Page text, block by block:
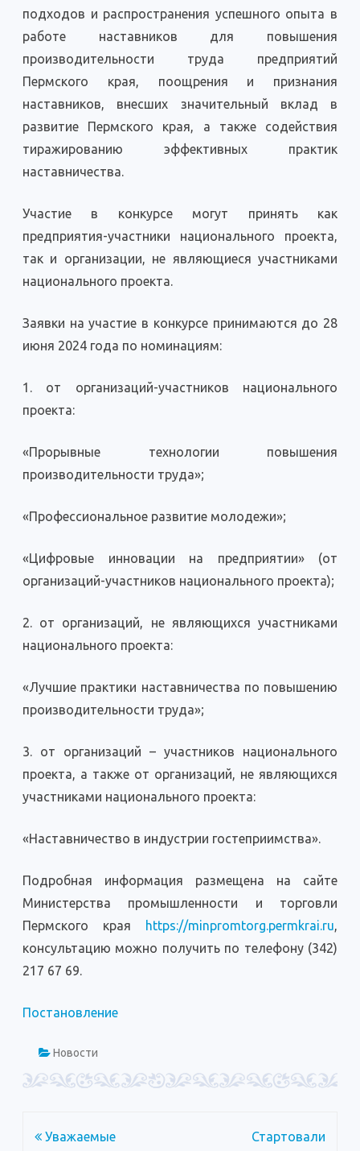
подходов и распространения успешного опыта в
работе наставников для повышения
производительности труда предприятий
Пермского края, поощрения и признания
наставников, внесших значительный вклад в
развитие Пермского края, а также содействия
тиражированию эффективных практик
наставничества.
Участие в конкурсе могут принять как
предприятия-участники национального проекта,
так и организации, не являющиеся участниками
национального проекта.
Заявки на участие в конкурсе принимаются до 28
июня 2024 года по номинациям:
1. от организаций-участников национального
проекта:
«Прорывные технологии повышения
производительности труда»;
«Профессиональное развитие молодежи»;
«Цифровые инновации на предприятии» (от
организаций-участников национального проекта);
2. от организаций, не являющихся участниками
национального проекта:
«Лучшие практики наставничества по повышению
производительности труда»;
3. от организаций – участников национального
проекта, а также от организаций, не являющихся
участниками национального проекта:
«Наставничество в индустрии гостеприимства».
Подробная информация размещена на сайте
Министерства промышленности и торговли
Пермского края
https://minpromtorg.permkrai.ru,
консультацию можно получить по телефону (342)
217 67 69.
Постановление
Новости
Навигация
Уважаемые Стартовали